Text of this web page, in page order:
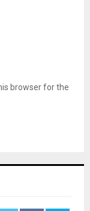
browser for the